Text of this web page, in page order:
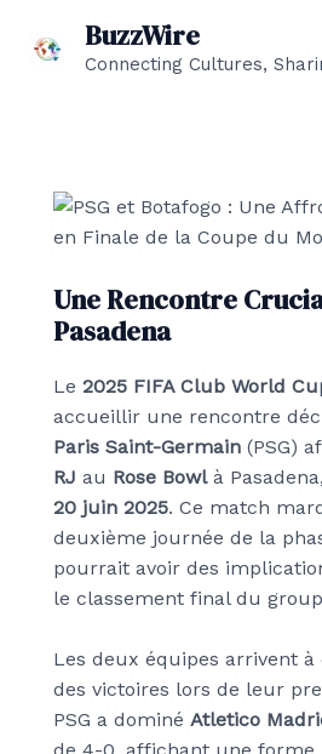
BuzzWire
Connecting Cultures,
Une Rencontre
Pasadena
Le 2025 FIFA Club World
accueillir une rencontre
Paris Saint-Germain (PSG)
RJ au Rose Bowlà
20 juin 2025. Ce match
deuxième journée de la
pourrait avoir des
le classement final du
Les deux équipes arrivent
des victoires lors de leur
PSG a dominé Atletico